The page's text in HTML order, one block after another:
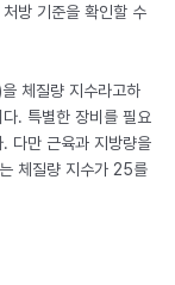
방 기준을 확인할 수
체질량 지수라고하
. 특별한 장비를 필요
다만 근육과 지방량을
체질량 지수가 25를